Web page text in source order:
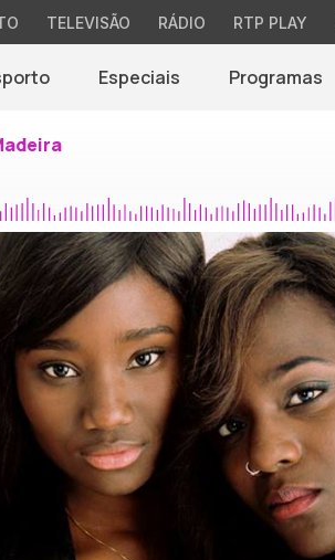
TELEVISÃO RÁDIO RTP PLAY
Especiais Programas